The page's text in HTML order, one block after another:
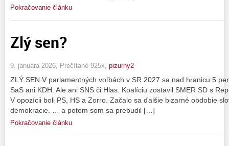
Pokračovanie článku
Zlý sen?
9. januára 2026, Prečítané 925x, pizurny2
ZLÝ SEN V parlamentných voľbách v SR 2027 sa nad hranicu 5
SaS ani KDH. Ale ani SNS či Hlas. Koalíciu zostavil SMER SD s
V opozícii boli PS, HS a Zorro. Začalo sa ďalšie bizarné obdobie
demokracie. … a potom som sa prebudil […]
Pokračovanie článku